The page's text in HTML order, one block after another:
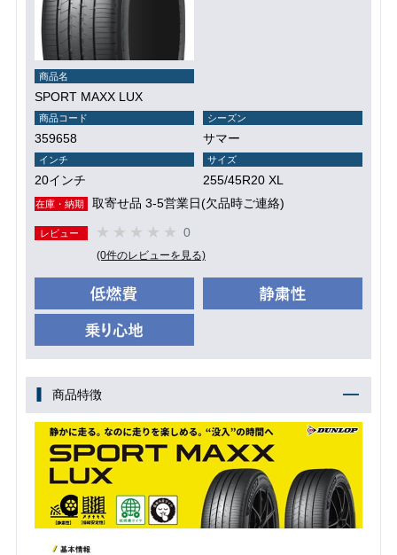
商品名
SPORT MAXX LUX
商品コード
359658
シーズン
サマー
インチ
20インチ
サイズ
255/45R20 XL
在庫・納期 取寄せ品 3-5営業日(欠品時ご連絡)
レビュー 0
(0件のレビューを見る)
商品特徴